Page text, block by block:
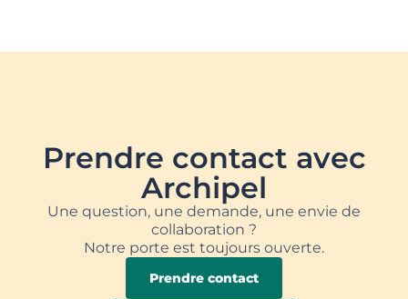
Prendre contact avec
Archipel
Une question, une demande, une envie de
collaboration ?
Notre porte est toujours ouverte.
Prendre contact